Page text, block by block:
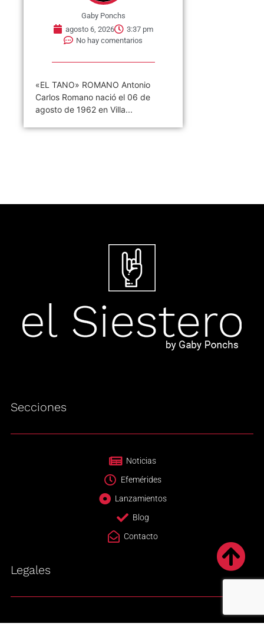
Gaby Ponchs
agosto 6, 2026
3:37 pm
No hay comentarios
«EL TANO» ROMANO Antonio
Carlos Romano nació el 06 de
agosto de 1962 en Villa...
Secciones
Noticias
Efemérides
Lanzamientos
Blog
Contacto
Legales